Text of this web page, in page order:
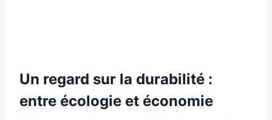
Un regard sur la durabilité :
entre écologie et économie